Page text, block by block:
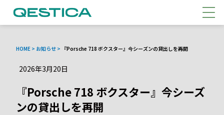
メ
HOME > お知らせ > 『Porsche 718 ボクスター』今シーズンの貸出しを再開
2026年3月20日
『Porsche 718 ボクスター』今シーズ
ンの貸出しを再開